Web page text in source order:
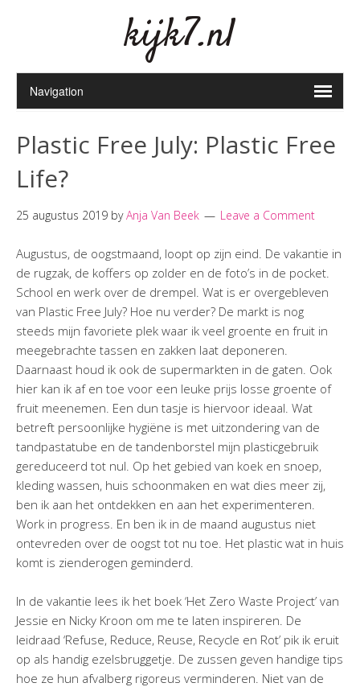
kijk7.nl
Plastic Free July: Plastic Free
Life?
25 augustus 2019 byAnja Van Beek Leave a Comment
Augustus, de oogstmaand, loopt op zijn eind. De vakantie in
de rugzak, de koffers op zolder en de foto’s in de pocket.
School en werk over de drempel. Wat is er overgebleven
van Plastic Free July? Hoe nu verder? De markt is nog
steeds mijn favoriete plek waar ik veel groente en fruit in
meegebrachte tassen en zakken laat deponeren.
Daarnaast houd ik ook de supermarkten in de gaten. Ook
hier kan ik af en toe voor een leuke prijs losse groente of
fruit meenemen. Een dun tasje is hiervoor ideaal. Wat
betreft persoonlijke hygiëne is met uitzondering van de
tandpastatube en de tandenborstel mijn plasticgebruik
gereduceerd tot nul. Op het gebied van koek en snoep,
kleding wassen, huis schoonmaken en wat dies meer zij,
ben ik aan het ontdekken en aan het experimenteren.
Work in progress. En ben ik in de maand augustus niet
ontevreden over de oogst tot nu toe. Het plastic wat in huis
komt is zienderogen geminderd.
In de vakantie lees ik het boek ‘Het Zero Waste Project’ van
Jessie en Nicky Kroon om me te laten inspireren. De
leidraad ‘Refuse, Reduce, Reuse, Recycle en Rot’ pik ik eruit
op als handig ezelsbruggetje. De zussen geven handige tips
hoe ze hun afvalberg rigoreus verminderen. Niet van de